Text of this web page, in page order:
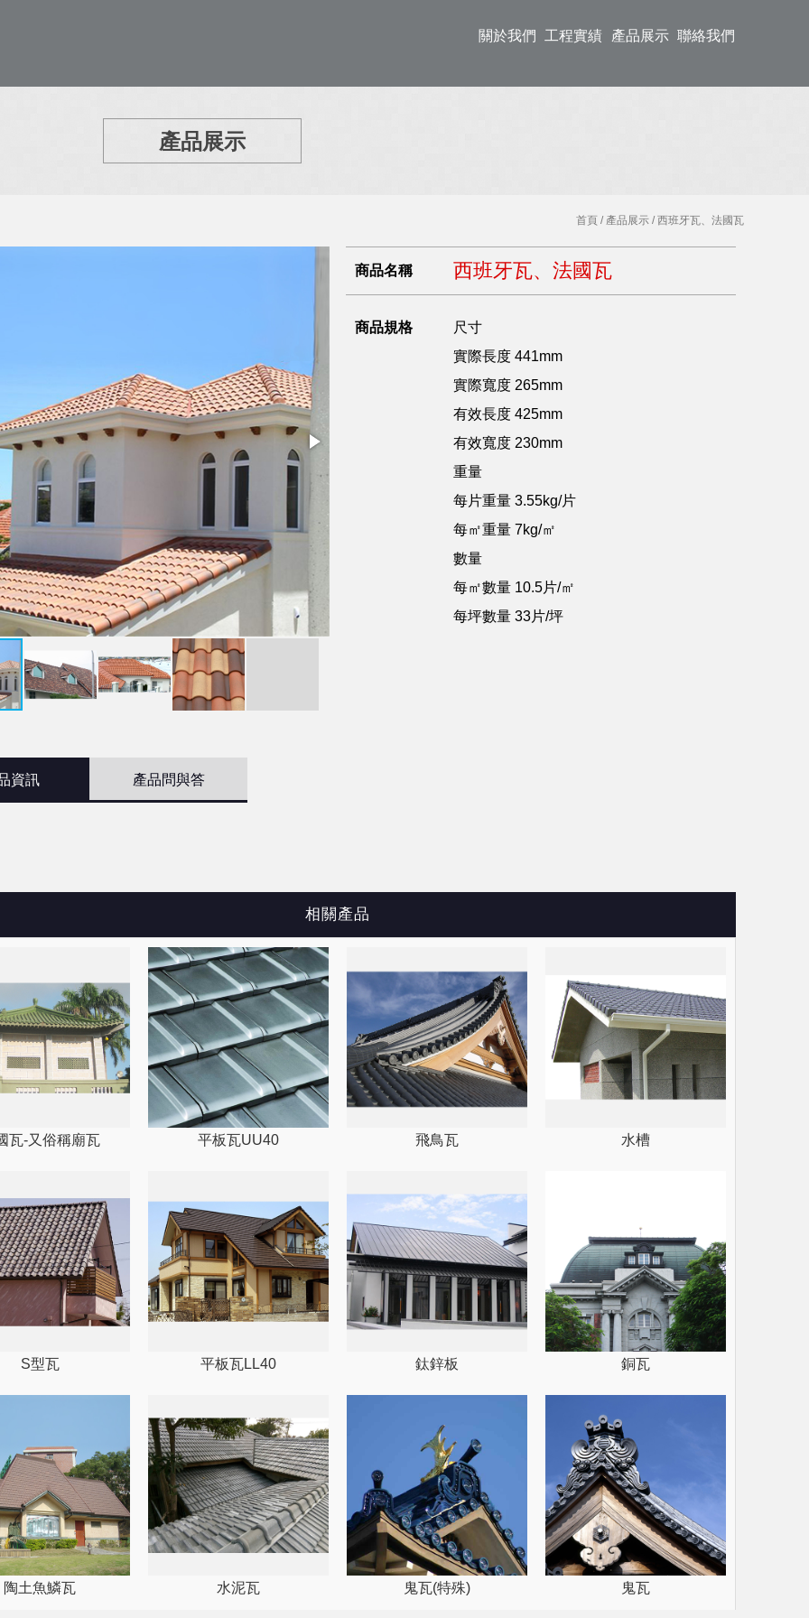
關於我們 工程實績 產品展示 聯絡我們
產品展示
首頁 / 產品展示 / 西班牙瓦、法國瓦
商品名稱 西班牙瓦、法國瓦
商品規格
尺寸
實際長度 441mm
實際寬度 265mm
有效長度 425mm
有效寬度 230mm
重量
每片重量 3.55kg/片
每㎡重量 7kg/㎡
數量
每㎡數量 10.5片/㎡
每坪數量 33片/坪
資訊 產品問與答
相關產品
瓦-又俗稱廟瓦 平板瓦UU40 飛鳥瓦 水槽
S型瓦 平板瓦LL40 鈦鋅板 銅瓦
陶土魚鱗瓦 水泥瓦 鬼瓦(特殊) 鬼瓦